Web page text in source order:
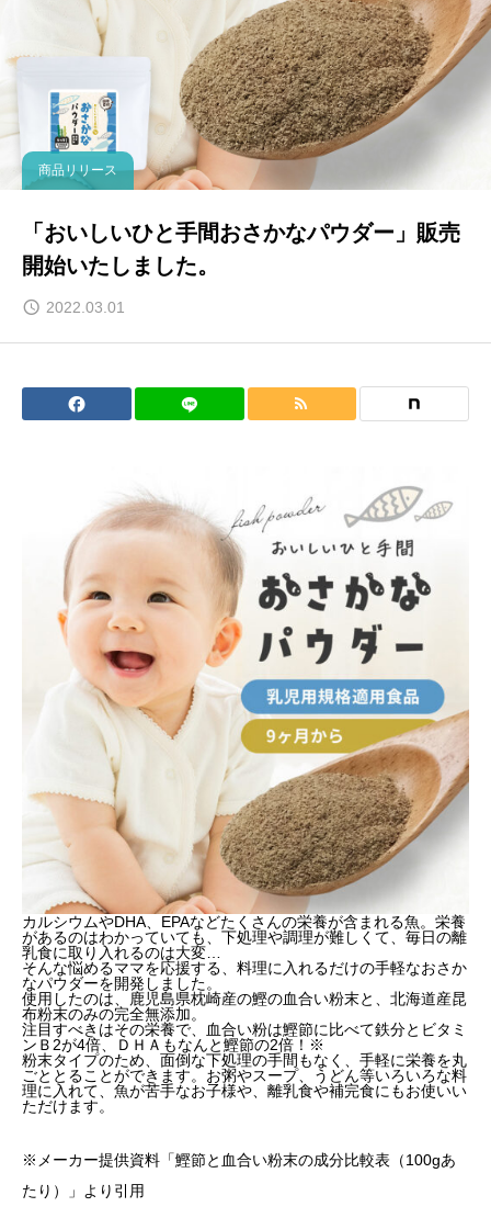
商品リリース
「おいしいひと手間おさかなパウダー」販売
開始いたしました。
2022.03.01
カルシウムやDHA、EPAなどたくさんの栄養が含まれる魚。栄養
があるのはわかっていても、下処理や調理が難しくて、毎日の離
乳食に取り入れるのは大変…
そんな悩めるママを応援する、料理に入れるだけの手軽なおさか
なパウダーを開発しました。
使用したのは、鹿児島県枕崎産の鰹の血合い粉末と、北海道産昆
布粉末のみの完全無添加。
注目すべきはその栄養で、血合い粉は鰹節に比べて鉄分とビタミ
ンＢ2が4倍、ＤＨＡもなんと鰹節の2倍！※
粉末タイプのため、面倒な下処理の手間もなく、手軽に栄養を丸
ごととることができます。お粥やスープ、うどん等いろいろな料
理に入れて、魚が苦手なお子様や、離乳食や補完食にもお使いい
ただけます。
※メーカー提供資料「鰹節と血合い粉末の成分比較表（100gあ
たり）」より引用